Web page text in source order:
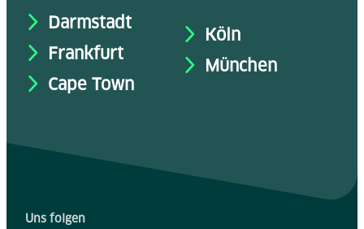
Darmstadt
Frankfurt
Cape Town
Köln
München
Uns folgen